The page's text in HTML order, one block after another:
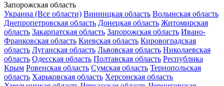
Запорожская область
Украина (Все области) Винницкая область Волынская область
Днепропетровская область Донецкая область Житомирская
область Закарпатская область Запорожская область Ивано-
Франковская область Киевская область Кировоградская
область Луганская область Львовская область Николаевская
область Одесская область Полтавская область Республика
Крым Ровенская область Сумская область Тернопольская
область Харьковская область Херсонская область